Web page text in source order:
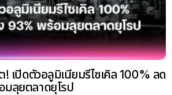
เปิดตัวอลูมิเนียมรีไซเคิล 100% ลด
ลุยตลาดยุโรป